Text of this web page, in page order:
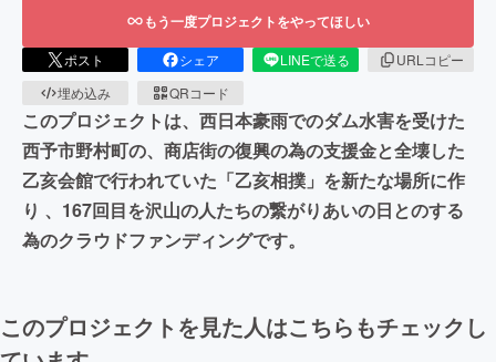
もう一度プロジェクトをやってほしい
ポスト シェア LINEで送る
URLコピー
埋め込み
QRコード
このプロジェクトは、西日本豪雨でのダム水害を受けた
西予市野村町の、商店街の復興の為の支援金と全壊した
乙亥会館で行われていた「乙亥相撲」を新たな場所に作
り 、167回目を沢山の人たちの繋がりあいの日とのする
為のクラウドファンディングです。
このプロジェクトを見た人はこちらもチェックし